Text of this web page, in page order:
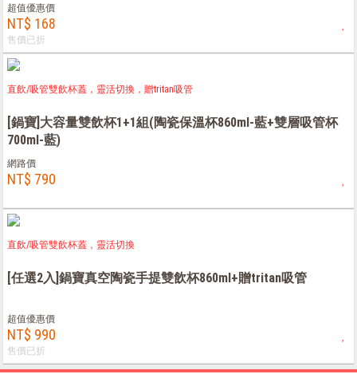
超值優惠價
NT$ 168
售價已折
直飲/吸管雙飲杯蓋，靈活切換，贈tritan吸管
[鍋寶]大容量雙飲杯1+1組(陶瓷保溫杯860ml-藍+雙層吸管杯
700ml-藍)
網路價
NT$ 790
直飲/吸管雙飲杯蓋，靈活切換
[任選2入]鍋寶真空陶瓷手提雙飲杯860ml+贈tritan吸管
超值優惠價
NT$ 990
售價已折